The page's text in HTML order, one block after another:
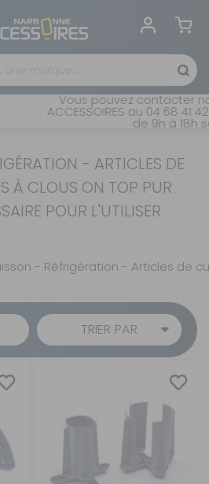
Vous pouvez contacter
ACCESSOIRES au 04 68 41
de 9h à 18h
- ARTICLES DE
À CLOUS ON TOP PUR
POUR L'UTILISER
- Réfrigération - Articles de
TRIER PAR